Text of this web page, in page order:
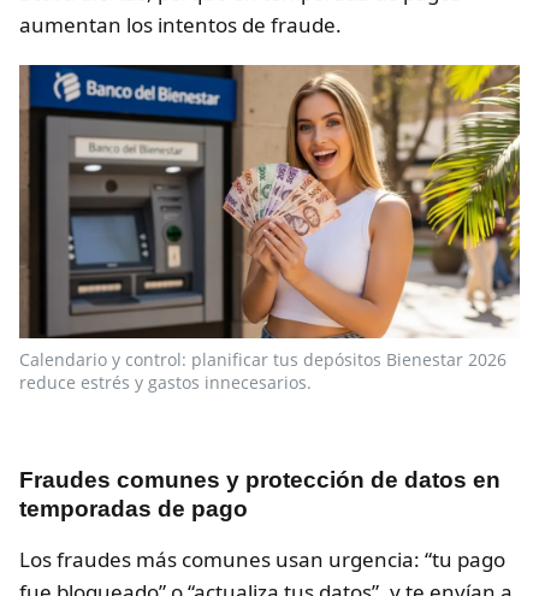
aumentan los intentos de fraude.
Calendario y control: planificar tus depósitos Bienestar 2026
reduce estrés y gastos innecesarios.
Fraudes comunes y protección de datos en
temporadas de pago
Los fraudes más comunes usan urgencia: “tu pago